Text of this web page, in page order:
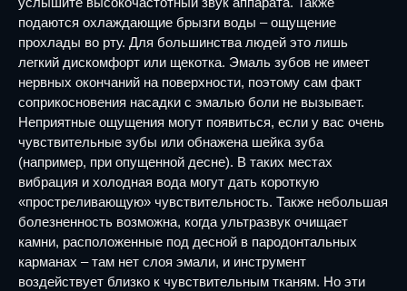
подаются охлаждающие брызги воды – ощущение
прохлады во рту. Для большинства людей это лишь
легкий дискомфорт или щекотка. Эмаль зубов не имеет
нервных окончаний на поверхности, поэтому сам факт
соприкосновения насадки с эмалью боли не вызывает.
Неприятные ощущения могут появиться, если у вас очень
чувствительные зубы или обнажена шейка зуба
(например, при опущенной десне). В таких местах
вибрация и холодная вода могут дать короткую
«простреливающую» чувствительность. Также небольшая
болезненность возможна, когда ультразвук очищает
камни, расположенные под десной в пародонтальных
карманах – там нет слоя эмали, и инструмент
воздействует близко к чувствительным тканям. Но эти